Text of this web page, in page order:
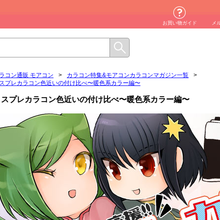
お買い物ガイド メ
コン通販 モアコン > カラコン特集&モアコンカラコンマガジン一覧
>
プレカラコン色近いの付け比べ〜暖色系カラー編〜
プレカラコン色近いの付け比べ〜暖色系カラー編〜